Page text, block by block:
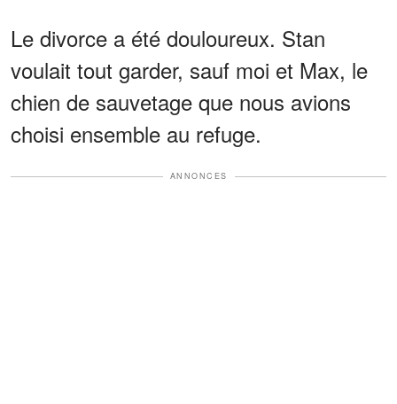
Le divorce a été douloureux. Stan
voulait tout garder, sauf moi et Max, le
chien de sauvetage que nous avions
choisi ensemble au refuge.
ANNONCES